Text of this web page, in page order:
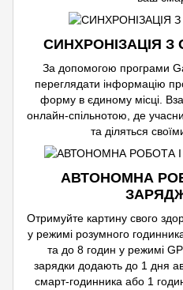
СИНХРОНІЗАЦІЯ З
За допомогою програми
переглядати інформацію
форму в єдиному місці.
онлайн-спільнотою, де
та діляться
АВТОНОМНА
Отримуйте картину свого
у режимі розумного
та до 8 годин у режимі
зарядки додають до 1 дня
смарт-годинника або 1